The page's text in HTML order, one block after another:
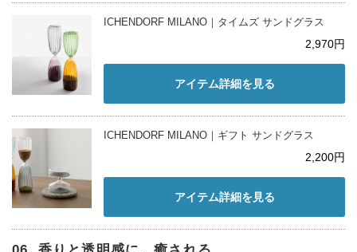
ICHENDORF MILANO｜タイムズ サンドグラス
2,970円
アイテム詳細を見る
ICHENDORF MILANO｜ギフト サンドグラス
2,200円
アイテム詳細を見る